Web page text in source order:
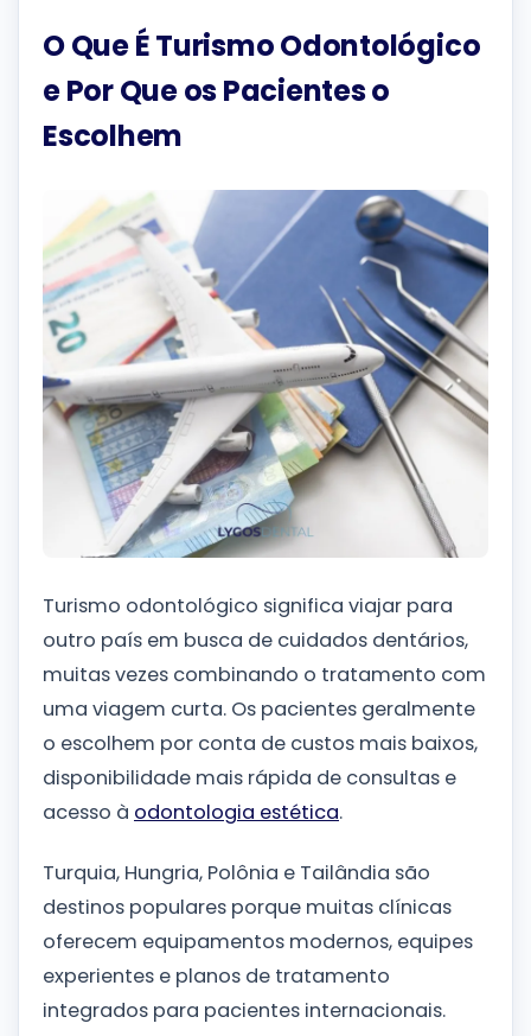
O Que É Turismo Odontológico
e Por Que os Pacientes o
Escolhem
Turismo odontológico significa viajar para
outro país em busca de cuidados dentários,
muitas vezes combinando o tratamento com
uma viagem curta. Os pacientes geralmente
o escolhem por conta de custos mais baixos,
disponibilidade mais rápida de consultas e
acesso à odontologia estética.
Turquia, Hungria, Polônia e Tailândia são
destinos populares porque muitas clínicas
oferecem equipamentos modernos, equipes
experientes e planos de tratamento
integrados para pacientes internacionais.